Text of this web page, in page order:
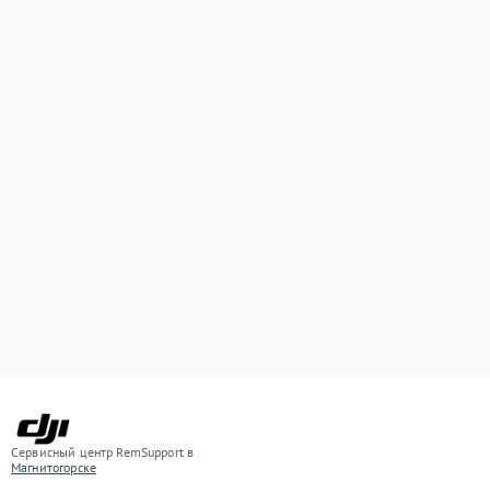
Сервисный центр RemSupport в
Магнитогорске